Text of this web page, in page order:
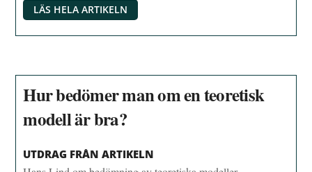
LÄS HELA ARTIKELN
Hur bedömer man om en teoretisk
modell är bra?
UTDRAG FRÅN ARTIKELN